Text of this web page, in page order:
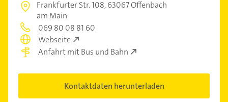
Frankfurter Str. 108,63067 Offenbach
am Main
069 80 08 81 60
Webseite
Anfahrt mit Bus und Bahn
Kontaktdaten herunterladen